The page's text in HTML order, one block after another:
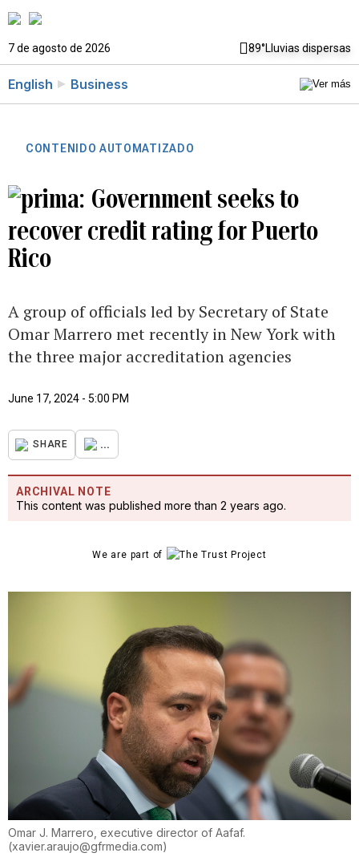
7 de agosto de 2026 89°Lluvias dispersas
English Business
CONTENIDO AUTOMATIZADO
Government seeks to
recover credit rating for Puerto
Rico
A group of officials led by Secretary of State
Omar Marrero met recently in New York with
the three major accreditation agencies
June 17, 2024 - 5:00 PM
SHARE ...
ARCHIVAL NOTE
This content was published more than 2 years ago.
We are part of
Omar J. Marrero, executive director of Aafaf.
(xavier.araujo@gfrmedia.com)